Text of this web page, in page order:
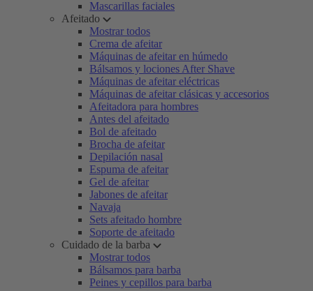
Mascarillas faciales
Afeitado
Mostrar todos
Crema de afeitar
Máquinas de afeitar en húmedo
Bálsamos y lociones After Shave
Máquinas de afeitar eléctricas
Máquinas de afeitar clásicas y accesorios
Afeitadora para hombres
Antes del afeitado
Bol de afeitado
Brocha de afeitar
Depilación nasal
Espuma de afeitar
Gel de afeitar
Jabones de afeitar
Navaja
Sets afeitado hombre
Soporte de afeitado
Cuidado de la barba
Mostrar todos
Bálsamos para barba
Peines y cepillos para barba